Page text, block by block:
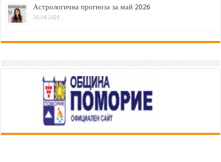
Астрологична прогноза за май 2026
30.04.2026